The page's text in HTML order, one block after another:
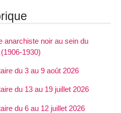
anarchiste noir au sein du
1930)
du 3 au 9 août 2026
du 13 au 19 juillet 2026
du 6 au 12 juillet 2026